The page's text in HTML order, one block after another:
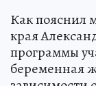
Как пояснил
края
программы
беременная